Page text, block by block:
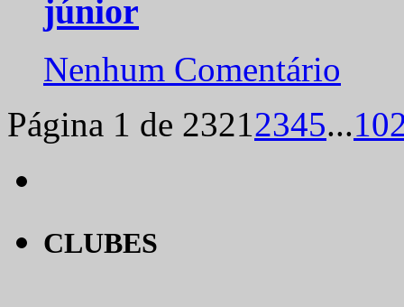
Portuguesa Joana
júnior
Nenhum Comentário
Página 1 de 232